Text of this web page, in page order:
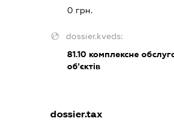
0 грн.
dossier.kveds:
81.10 комплексне
об'єктів
dossier.tax